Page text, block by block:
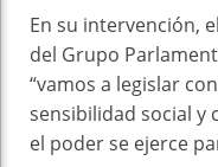
En su intervención,
del Grupo
“vamos a legislar
sensibilidad social y
el poder se ejerce